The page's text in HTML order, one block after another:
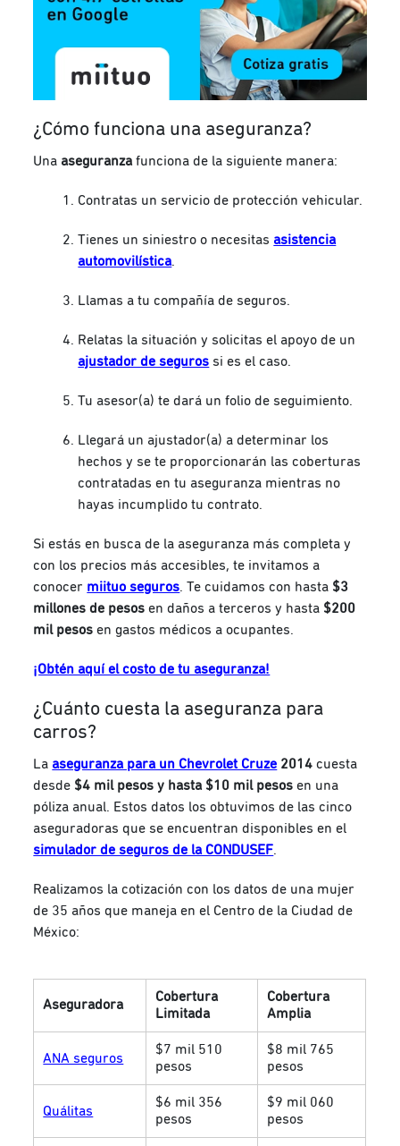
¿Cómo funciona una aseguranza?
Una aseguranza funciona de la siguiente manera:
Contratas un servicio de protección vehicular.
Tienes un siniestro o necesitas asistencia
automovilística.
Llamas a tu compañía de seguros.
Relatas la situación y solicitas el apoyo de un
ajustador de seguros si es el caso.
Tu asesor(a) te dará un folio de seguimiento.
Llegará un ajustador(a) a determinar los
hechos y se te proporcionarán las coberturas
contratadas en tu aseguranza mientras no
hayas incumplido tu contrato.
Si estás en busca de la aseguranza más completa y
con los precios más accesibles, te invitamos a
conocer miituo seguros. Te cuidamos con hasta $3
millones de pesos en daños a terceros y hasta $200
mil pesos en gastos médicos a ocupantes.
¡Obtén aquí el costo de tu aseguranza!
¿Cuánto cuesta la aseguranza para
carros?
La aseguranza para un Chevrolet Cruze 2014 cuesta
desde $4 mil pesos y hasta $10 mil pesos en una
póliza anual. Estos datos los obtuvimos de las cinco
aseguradoras que se encuentran disponibles en el
simulador de seguros de la CONDUSEF.
Realizamos la cotización con los datos de una mujer
de 35 años que maneja en el Centro de la Ciudad de
México:
Aseguradora
Cobertura
Limitada
Cobertura
Amplia
ANA seguros
$7 mil 510
pesos
$8 mil 765
pesos
Quálitas
$6 mil 356
pesos
$9 mil 060
pesos